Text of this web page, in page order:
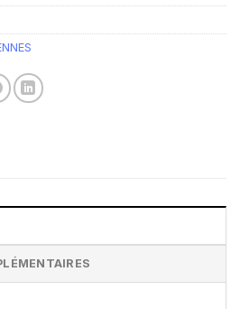
est :
€78.95.